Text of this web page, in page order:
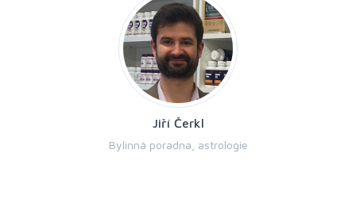
Jiří Čerkl
Bylinná poradna, astrologie